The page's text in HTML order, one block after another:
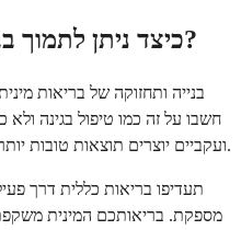
כיצד ניתן לתמוך בבריאות מינית לטווח ארוך?
בנייה ותחזוקה של בריאות
חשבו על זה כמו טיפול בגינה
ועקביים יוצרים תוצאות טובות יותר מאשר התערבויות דרמטיות מדי פעם.
תעדיפו בריאות כללית דרך
מספקת. בריאותכם המינית